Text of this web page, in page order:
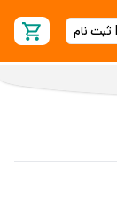
ثبت نام